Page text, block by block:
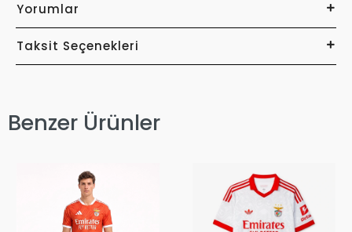
Yorumlar
Taksit Seçenekleri
Benzer Ürünler